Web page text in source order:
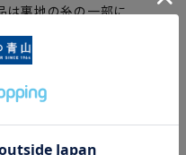
は裏地の糸の一部に
社比)
サイズ等の仕様に変更が